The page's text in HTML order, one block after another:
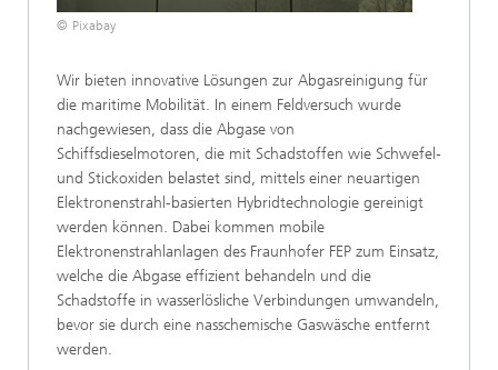
© Pixabay
Wir bieten innovative Lösungen zur Abgasreinigung für
die maritime Mobilität. In einem Feldversuch wurde
nachgewiesen, dass die Abgase von
Schiffsdieselmotoren, die mit Schadstoffen wie Schwefel-
und Stickoxiden belastet sind, mittels einer neuartigen
Elektronenstrahl-basierten Hybridtechnologie gereinigt
werden können. Dabei kommen mobile
Elektronenstrahlanlagen des Fraunhofer FEP zum Einsatz,
welche die Abgase effizient behandeln und die
Schadstoffe in wasserlösliche Verbindungen umwandeln,
bevor sie durch eine nasschemische Gaswäsche entfernt
werden.